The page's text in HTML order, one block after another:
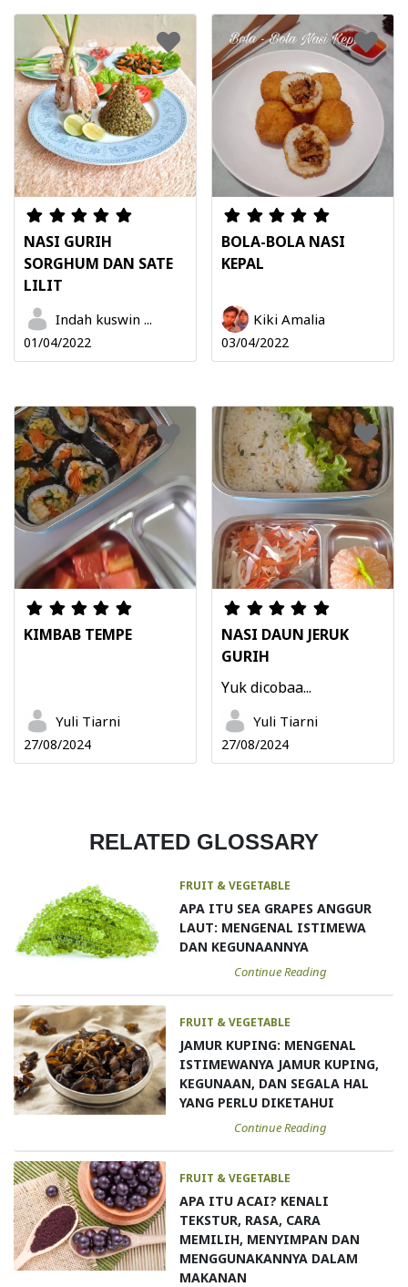
NASI GURIH
SORGHUM DAN SATE
LILIT
Indah kuswin ...
01/04/2022
BOLA-BOLA NASI
KEPAL
Kiki Amalia
03/04/2022
KIMBAB TEMPE
Yuli Tiarni
27/08/2024
NASI DAUN JERUK
GURIH
Yuk dicobaa...
Yuli Tiarni
27/08/2024
RELATED GLOSSARY
FRUIT & VEGETABLE
APA ITU SEA GRAPES ANGGUR
LAUT: MENGENAL ISTIMEWA
DAN KEGUNAANNYA
Continue Reading
FRUIT & VEGETABLE
JAMUR KUPING: MENGENAL
ISTIMEWANYA JAMUR KUPING,
KEGUNAAN, DAN SEGALA HAL
YANG PERLU DIKETAHUI
Continue Reading
FRUIT & VEGETABLE
APA ITU ACAI? KENALI
TEKSTUR, RASA, CARA
MEMILIH, MENYIMPAN DAN
MENGGUNAKANNYA DALAM
MAKANAN